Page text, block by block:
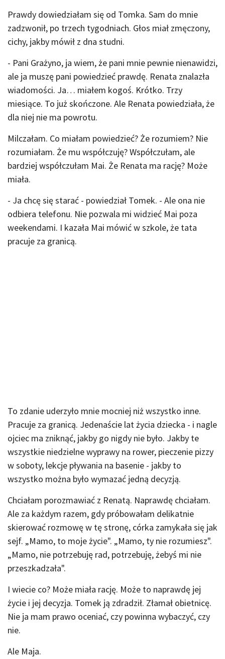
Prawdy dowiedziałam się od Tomka. Sam do mnie
zadzwonił, po trzech tygodniach. Głos miał zmęczony,
cichy, jakby mówił z dna studni.
- Pani Grażyno, ja wiem, że pani mnie pewnie nienawidzi,
ale ja muszę pani powiedzieć prawdę. Renata znalazła
wiadomości. Ja… miałem kogoś. Krótko. Trzy
miesiące. To już skończone. Ale Renata powiedziała, że
dla niej nie ma powrotu.
Milczałam. Co miałam powiedzieć? Że rozumiem? Nie
rozumiałam. Że mu współczuję? Współczułam, ale
bardziej współczułam Mai. Że Renata ma rację? Może
miała.
- Ja chcę się starać - powiedział Tomek. - Ale ona nie
odbiera telefonu. Nie pozwala mi widzieć Mai poza
weekendami. I kazała Mai mówić w szkole, że tata
pracuje za granicą.
To zdanie uderzyło mnie mocniej niż wszystko inne.
Pracuje za granicą. Jedenaście lat życia dziecka - i nagle
ojciec ma zniknąć, jakby go nigdy nie było. Jakby te
wszystkie niedzielne wyprawy na rower, pieczenie pizzy
w soboty, lekcje pływania na basenie - jakby to
wszystko można było wymazać jedną decyzją.
Chciałam porozmawiać z Renatą. Naprawdę chciałam.
Ale za każdym razem, gdy próbowałam delikatnie
skierować rozmowę w tę stronę, córka zamykała się jak
sejf. „Mamo, to moje życie". „Mamo, ty nie rozumiesz".
„Mamo, nie potrzebuję rad, potrzebuję, żebyś mi nie
przeszkadzała".
I wiecie co? Może miała rację. Może to naprawdę jej
życie i jej decyzja. Tomek ją zdradził. Złamał obietnicę.
Nie ja mam prawo oceniać, czy powinna wybaczyć, czy
nie.
Ale Maja.